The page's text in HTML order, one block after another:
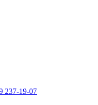
237-19-07